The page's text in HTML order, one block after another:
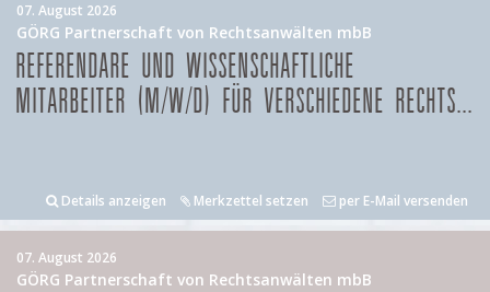
07. August 2026
GÖRG Partnerschaft von Rechtsanwälten mbB
REFERENDARE UND WISSENSCHAFTLICHE
MITARBEITER (M/W/D) FÜR VERSCHIEDENE RECHTS...
Details anzeigen Merkzettel setzen per E-Mail versenden
07. August 2026
GÖRG Partnerschaft von Rechtsanwälten mbB